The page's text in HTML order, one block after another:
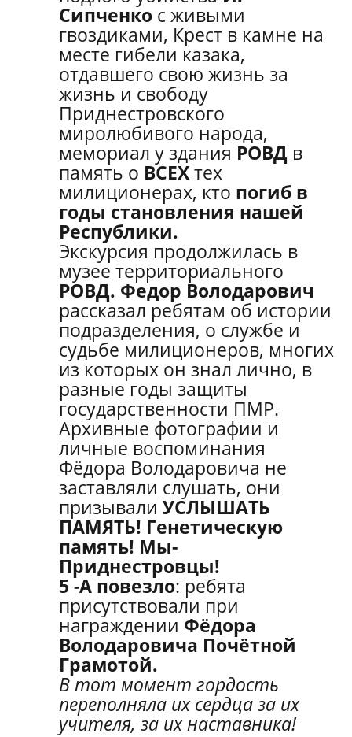
Сипченко с живыми
гвоздиками, Крест в камне на
месте гибели казака,
отдавшего свою жизнь за
жизнь и свободу
Приднестровского
миролюбивого народа,
мемориал у здания РОВД в
память о ВСЕХтех
милиционерах, кто погиб в
годы становления нашей
Республики.
Экскурсия продолжилась в
музее территориального
РОВД. Федор Володарович
рассказал ребятам об истории
подразделения, о службе и
судьбе милиционеров, многих
из которых он знал лично, в
разные годы защиты
государственности ПМР.
Архивные фотографии и
личные воспоминания
Фёдора Володаровича не
заставляли слушать, они
призывали УСЛЫШАТЬ
ПАМЯТЬ! Генетическую
память! Мы-
Приднестровцы!
5 -А повезло: ребята
присутствовали при
награждении Фёдора
Володаровича Почётной
Грамотой.
В тот момент гордость
переполняла их сердца за их
учителя, за их наставника!